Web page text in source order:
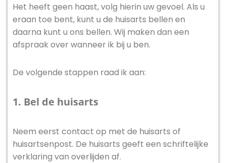
Het heeft geen haast, volg hierin uw gevoel. Als u
eraan toe bent, kunt u de huisarts bellen en
daarna kunt u ons bellen. Wij maken dan een
afspraak over wanneer ik bij u ben.
De volgende stappen raad ik aan:
1. Bel de huisarts
Neem eerst contact op met de huisarts of
huisartsenpost. De huisarts geeft een schriftelijke
verklaring van overlijden af.